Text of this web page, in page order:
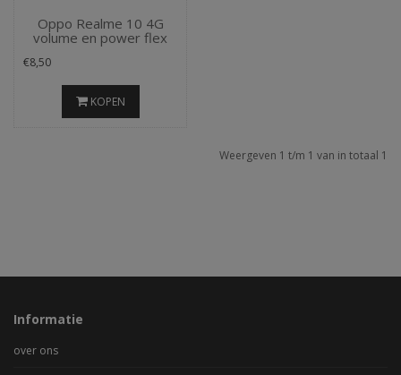
Oppo Realme 10 4G
volume en power flex
€8,50
KOPEN
Weergeven 1 t/m 1 van in totaal 1
Informatie
over ons